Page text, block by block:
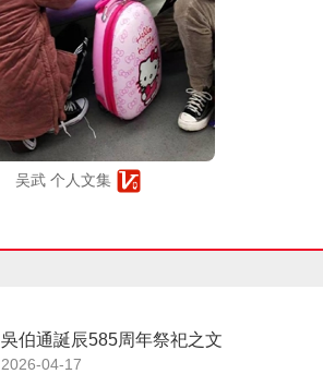
吴武 个人文集
吳伯通誕辰585周年祭祀之文
2026-04-17